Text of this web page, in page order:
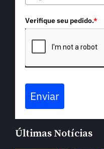
Verifique seu pedido.*
Enviar
Últimas Notícias